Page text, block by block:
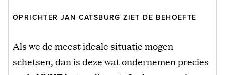
OPRICHTER JAN CATSBURG ZIET DE BEHOEFTE
Als we de meest ideale situatie mogen
schetsen, dan is deze wat ondernemen precies